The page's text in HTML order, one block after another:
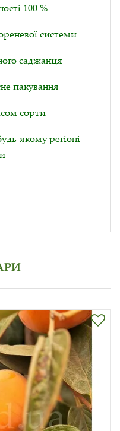
100 %
системи
саджанця
пакування
сорти
якому регіоні